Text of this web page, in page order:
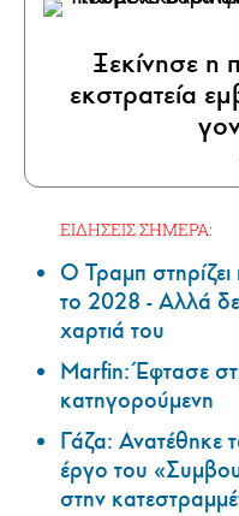
Ξεκίνησε η
εκστρατεία
ΕΙΔΗΣΕΙΣ ΣΗΜΕΡΑ:
Ο Τραμπ
το 2028 - Αλλά
χαρτιά του
Marfin: Έφτασε
κατηγορούμενη
Γάζα: Ανατέθηκε
έργο του
στην